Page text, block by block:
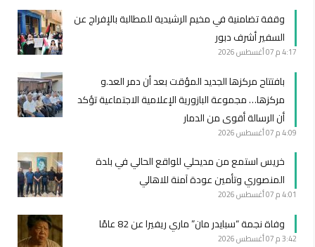
وقفة تضامنية في مخيم الرشيدية للمطالبة بالإفراج عن
السفير أشرف دبور
4:17 م 07 أغسطس 2026
بافتتاح مركزها الجديد المؤقت بعد أن دمر العد.و
مركزها… مجموعة البازورية الإعلامية الاجتماعية تؤكد
أن الرسالة أقوى من الدمار
4:09 م 07 أغسطس 2026
خريس استمع من مديحلي للواقع الحالي في بلدة
المنصوري وتأمين عودة آمنة للاهالي
4:01 م 07 أغسطس 2026
وفاة نجمة “سبايدر مان” ماري ريفيرا عن 82 عامًا
3:42 م 07 أغسطس 2026